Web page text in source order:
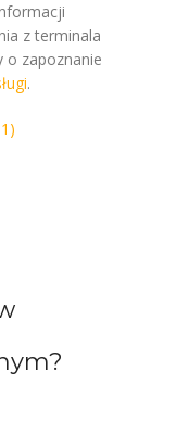
z terminala
o zapoznanie
.